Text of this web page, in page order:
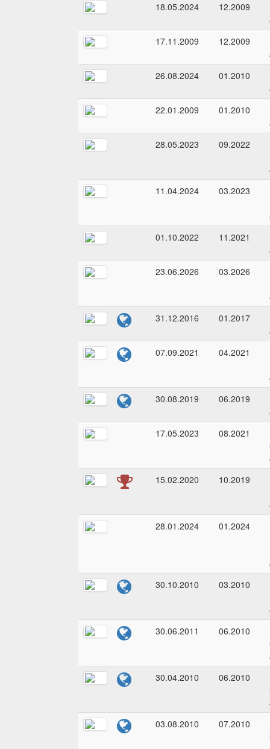
18.05.2024
12.2009
17.11.2009
12.2009
26.08.2024
01.2010
22.01.2009
01.2010
28.05.2023
09.2022
11.04.2024
03.2023
01.10.2022
11.2021
23.06.2026
03.2026
31.12.2016
01.2017
07.09.2021
04.2021
30.08.2019
06.2019
17.05.2023
08.2021
15.02.2020
10.2019
28.01.2024
01.2024
30.10.2010
03.2010
30.06.2011
06.2010
30.04.2010
06.2010
03.08.2010
07.2010